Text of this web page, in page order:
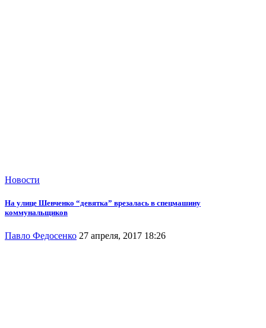
Новости
На улице Шевченко “девятка” врезалась в спецмашину
коммунальщиков
Павло Федосенко 27 апреля, 2017 18:26